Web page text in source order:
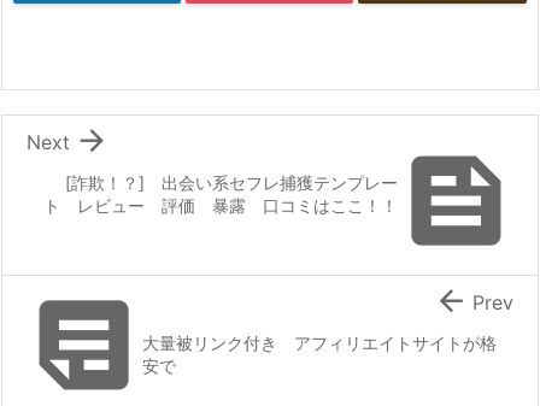

[詐欺！？] 出会い系セフレ捕獲テンプレー
ト レビュー 評価 暴露 口コミはここ！！

Next
大量被リンク付き アフィリエイトサイトが格
安で
 Prev